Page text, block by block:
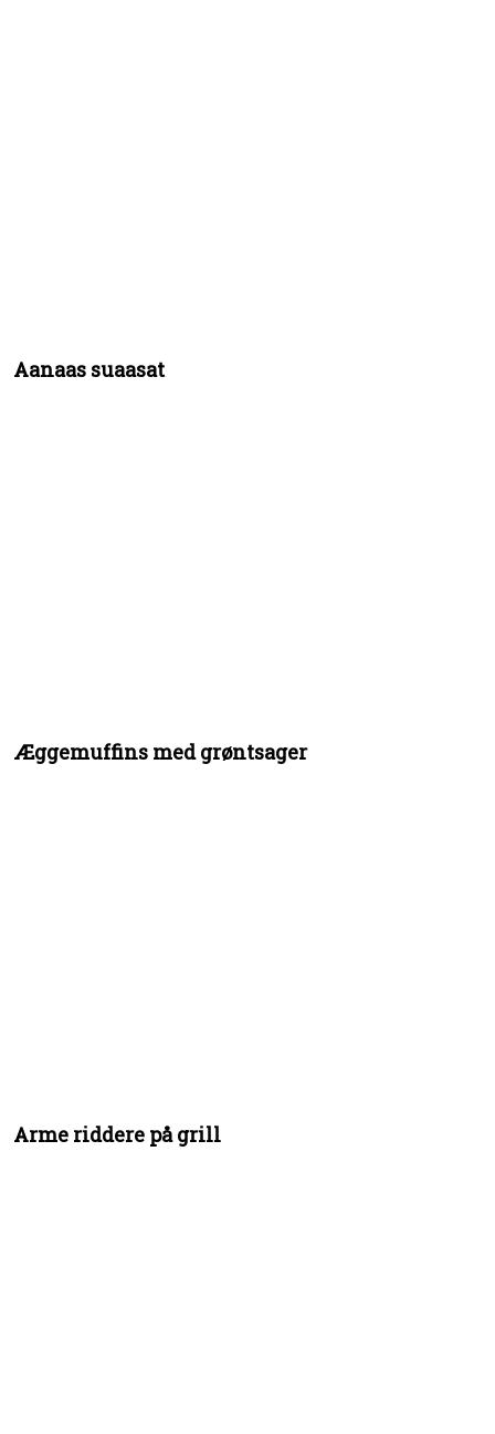
Aanaas suaasat
Æggemuffins med grøntsager
Arme riddere på grill